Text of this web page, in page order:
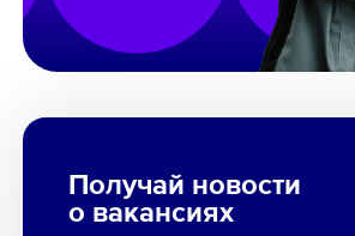
Получай новости
о вакансиях